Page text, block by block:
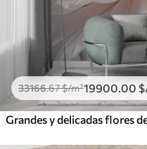
33166.67$/m²19900 .00 $